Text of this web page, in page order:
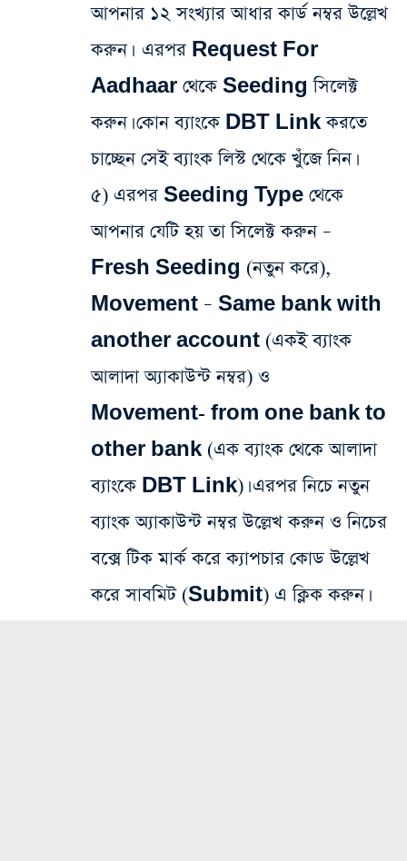
আপনার ১২ সংখ্যার আধার কার্ড নম্বর উল্লেখ
করুন। এরপর Request For
Aadhaar থেকে Seeding সিলেক্ট
করুন। কোন ব্যাংকে DBT Link করতে
চাচ্ছেন সেই ব্যাংক লিস্ট থেকে খুঁজে নিন।
৫) এরপর Seeding Type থেকে
আপনার যেটি হয় তা সিলেক্ট করুন –
Fresh Seeding (নতুন করে),
Movement – Same bank with
another account (একই ব্যাংক
আলাদা অ্যাকাউন্ট নম্বর) ও
Movement- from one bank to
other bank (এক ব্যাংক থেকে আলাদা
ব্যাংকে DBT Link)। এরপর নিচে নতুন
ব্যাংক অ্যাকাউন্ট নম্বর উল্লেখ করুন ও নিচের
বক্সে টিক মার্ক করে ক্যাপচার কোড উল্লেখ
করে সাবমিট (Submit) এ ক্লিক করুন।